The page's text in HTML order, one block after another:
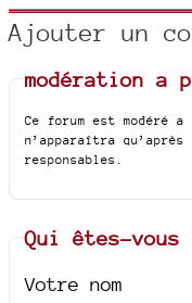
Ajouter un
modération a
Ce forum est
n’apparaîtra
responsables.
Qui êtes-vous
Votre nom